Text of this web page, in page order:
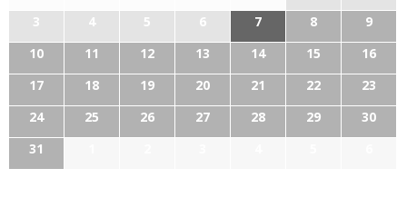
3
4 5 6 7 8
9
10
11 12 13 14 15
16
17
18 19 20 21 22
23
24
25 26 27 28 29
30
31